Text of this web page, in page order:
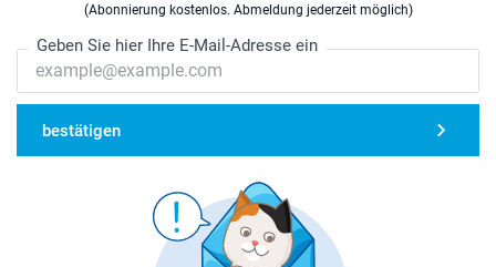
(Abonnierung kostenlos. Abmeldung jederzeit möglich)
Geben Sie hier Ihre E-Mail-Adresse ein
bestätigen